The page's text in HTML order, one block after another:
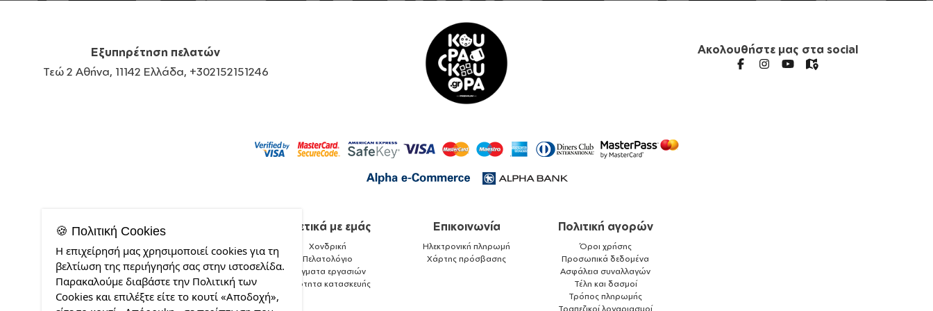
Εξυπηρέτηση πελατών
Τεώ 2 Αθήνα, 11142 Ελλάδα, +302152151246
Ακολουθήστε μας στα social
Σχετικά με εμάς
Χονδρική
Πελατολόγιο
Δείγματα εργασιών
Ποιότητα κατασκευής
Επικοινωνία
Ηλεκτρονική πληρωμή
Χάρτης πρόσβασης
Πολιτική αγορών
Όροι χρήσης
Προσωπικά δεδομένα
Ασφάλεια συναλλαγών
Τέλη και δασμοί
Τρόπος πληρωμής
Τραπεζικοί λογαριασμοί
🍪 Πολιτική Cookies
Η επιχείρησή μας χρησιμοποιεί cookies για τη
βελτίωση της περιήγησής σας στην ιστοσελίδα.
Παρακαλούμε διαβάστε την Πολιτική των
Cookies και επιλέξτε είτε το κουτί «Αποδοχή»,